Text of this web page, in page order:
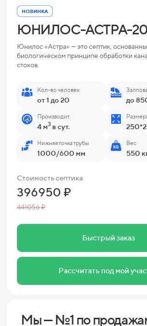
НОВИНКА
ЮНИЛОС-АСТРА-
Юнилос «Астра» — это септик,
биологическом принципе обработки
стоков.
Кол-во человек
от 1 до 20 до
Производит.
4 м3 в сут.
Нижняя точка трубы
1000/600 мм
Вес
550
Стоимость септика
396950 ₽
441056 ₽
Быстрый заказ
Рассчитать под мой
Мы — №1 по